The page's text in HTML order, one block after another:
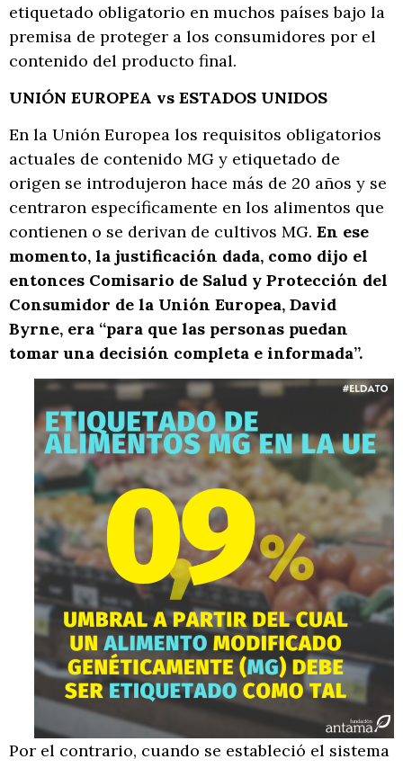
etiquetado obligatorio en muchos países bajo la
premisa de proteger a los consumidores por el
contenido del producto final.
UNIÓN EUROPEA vs ESTADOS UNIDOS
En la Unión Europea los requisitos obligatorios
actuales de contenido MG y etiquetado de
origen se introdujeron hace más de 20 años y se
centraron específicamente en los alimentos que
contienen o se derivan de cultivos MG. En ese
momento, la justificación dada, como dijo el
entonces Comisario de Salud y Protección del
Consumidor de la Unión Europea, David
Byrne, era “para que las personas puedan
tomar una decisión completa e informada”.
Por el contrario, cuando se estableció el sistema